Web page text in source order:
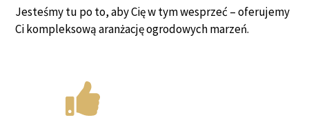
Jesteśmy tu po to, aby Cię w tym wesprzeć – oferujemy
Ci kompleksową aranżację ogrodowych marzeń.